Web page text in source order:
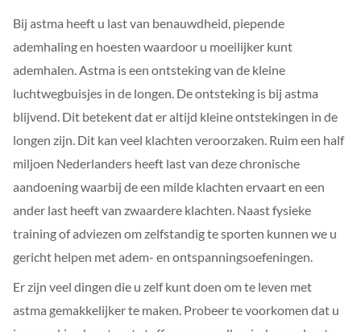
Bij astma heeft u last van benauwdheid, piepende
ademhaling en hoesten waardoor u moeilijker kunt
ademhalen. Astma is een ontsteking van de kleine
luchtwegbuisjes in de longen. De ontsteking is bij astma
blijvend. Dit betekent dat er altijd kleine ontstekingen in de
longen zijn. Dit kan veel klachten veroorzaken. Ruim een half
miljoen Nederlanders heeft last van deze chronische
aandoening waarbij de een milde klachten ervaart en een
ander last heeft van zwaardere klachten. Naast fysieke
training of adviezen om zelfstandig te sporten kunnen we u
gericht helpen met adem- en ontspanningsoefeningen.
Er zijn veel dingen die u zelf kunt doen om te leven met
astma gemakkelijker te maken. Probeer te voorkomen dat u